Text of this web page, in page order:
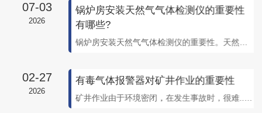
07-03
2026
锅炉房安装天然气气体检测仪的重要性
有哪些?
锅炉房安装天然气气体检测仪的重要性。天然气的主要要成分是甲烷，属于易燃易爆的气体。如果天然气泄漏遇到明火、静电、闪电或操作不当等会发生爆炸、火灾，在密团空间会使人缺氧、窒息，甚至死亡。安装天然气气体报警器4可以有效地避免爆炸和火灾的发生，从而避免财产和工作人员的生命安全。锅炉房安装天然气气体报警器的重要性。 1....
02-27
2026
有毒气体报警器对矿井作业的重要性
矿井作业由于环境密闭，在发生事故时，很难..时间营救，一旦发生有毒气体泄漏，若不能及时做出处理，很容易发生人员中毒事故，所以必须选择携带合适的气体报警器才可安全工作。 部分城市地区相关部门规定，采矿山工人下井须配便携式气体检测报警仪。便携式气体检测报警仪能自动测定井下的气体，当有害气体含量超标，或氧气不足时，会自...